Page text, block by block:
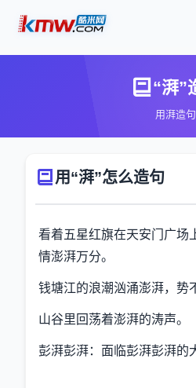
“湃”
用湃造句
用“湃”怎么造句
看着五星红旗在天安门广场
情澎湃万分。
钱塘江的浪潮汹涌澎湃，势
山谷里回荡着澎湃的涛声。
彭湃彭湃：面临彭湃彭湃的